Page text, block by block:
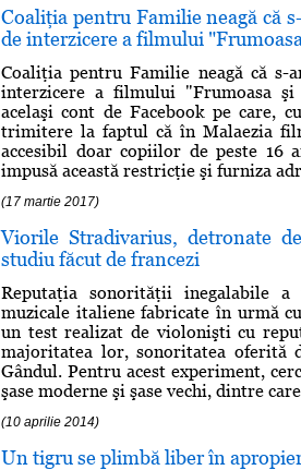
Coaliţia pentru Familie neagă că
de interzicere a filmului
Coaliţia pentru Familie neagă că
interzicere a filmului "Frumoasa şi
acelaşi cont de Facebook pe care,
trimitere la faptul că în Malaezia
accesibil doar copiilor de peste 16
impusă această restricţie şi furniza
(17 martie 2017)
Viorile Stradivarius, detronate
studiu făcut de francezi
Reputaţia sonorităţii inegalabile
muzicale italiene fabricate în urmă
un test realizat de violonişti cu
majoritatea lor, sonoritatea oferită
Gândul. Pentru acest experiment,
şase moderne şi şase vechi, dintre
(10 aprilie 2014)
Un tigru se plimbă liber în